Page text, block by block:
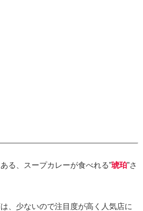
る、スープカレーが食べれる”琥珀”さ
、少ないので注目度が高く人気店に